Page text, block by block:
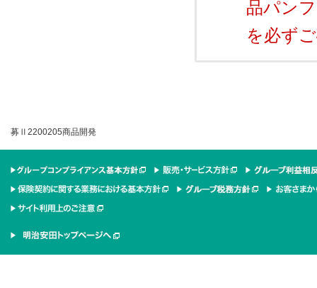
品パン
を必ず
募Ⅱ2200205商品開発